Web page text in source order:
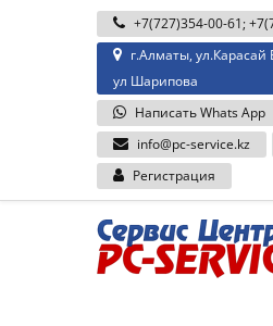
+7(727)354-00-61;
г.Алматы, ул.Карасай
ул Шарипова
Написать Whats App
info@pc-service.kz
Регистрация